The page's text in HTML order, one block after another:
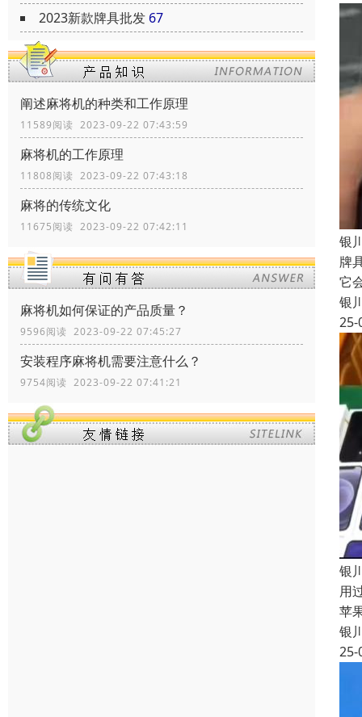
2023新款牌具批发 67
阐述麻将机的种类和工作原理
11589阅读 2023-09-22 07:43:59
麻将机的工作原理
11808阅读 2023-09-22 07:43:18
麻将的传统文化
11675阅读 2023-09-22 07:42:11
麻将机如何保证的产品质量？
9596阅读 2023-09-22 07:45:27
安装程序麻将机需要注意什么？
9754阅读 2023-09-22 07:41:21
银
牌
它
银
25-
银
用
苹
银
25-